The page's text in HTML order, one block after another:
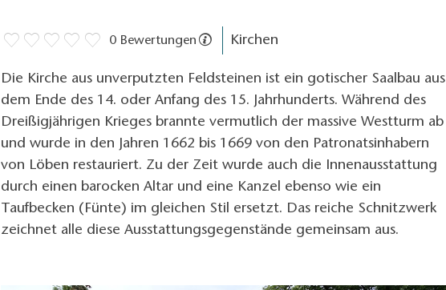
0 Bewertungen Kirchen
Die Kirche aus unverputzten Feldsteinen ist ein gotischer Saalbau aus
dem Ende des 14. oder Anfang des 15. Jahrhunderts. Während des
Dreißigjährigen Krieges brannte vermutlich der massive Westturm ab
und wurde in den Jahren 1662 bis 1669 von den Patronatsinhabern
von Löben restauriert. Zu der Zeit wurde auch die Innenausstattung
durch einen barocken Altar und eine Kanzel ebenso wie ein
Taufbecken (Fünte) im gleichen Stil ersetzt. Das reiche Schnitzwerk
zeichnet alle diese Ausstattungsgegenstände gemeinsam aus.